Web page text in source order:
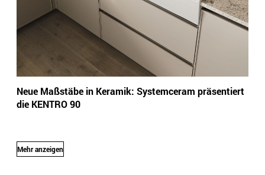
Neue Maßstäbe in Keramik: Systemceram präsentiert
die KENTRO 90
Mehr anzeigen